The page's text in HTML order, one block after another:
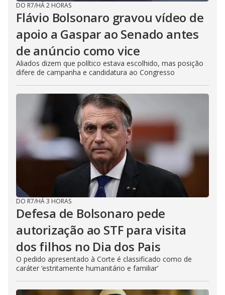
DO R7/HÁ 2 HORAS
Flávio Bolsonaro gravou vídeo de
apoio a Gaspar ao Senado antes
de anúncio como vice
Aliados dizem que político estava escolhido, mas posição
difere de campanha e candidatura ao Congresso
DO R7/HÁ 3 HORAS
Defesa de Bolsonaro pede
autorização ao STF para visita
dos filhos no Dia dos Pais
O pedido apresentado à Corte é classificado como de
caráter ‘estritamente humanitário e familiar’